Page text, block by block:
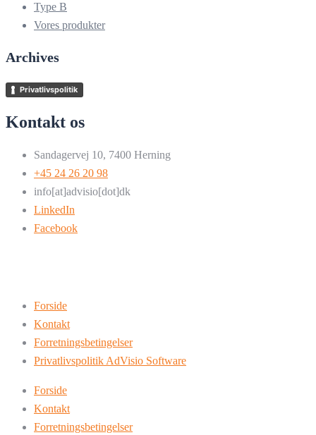
Type B
Vores produkter
Archives
Privatlivspolitik
Kontakt os
Sandagervej 10, 7400 Herning
+45 24 26 20 98
info[at]advisio[dot]dk
LinkedIn
Facebook
Forside
Kontakt
Forretningsbetingelser
Privatlivspolitik AdVisio Software
Forside
Kontakt
Forretningsbetingelser